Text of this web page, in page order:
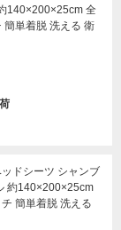
140×200×25cm 全
簡単着脱 洗える 衛
ドシーツ シャンブ
約140×200×25cm
簡単着脱 洗える